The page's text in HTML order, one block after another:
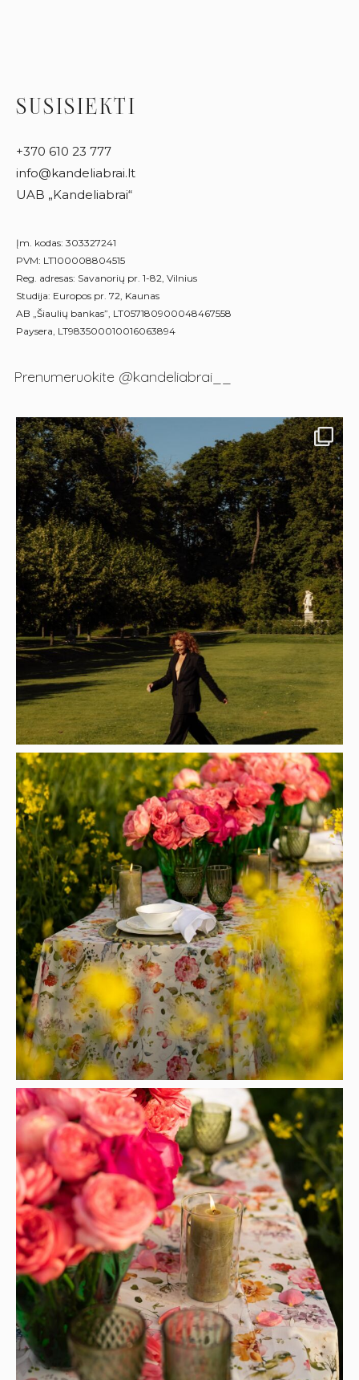
SUSISIEKTI
+370 610 23 777
info@kandeliabrai.lt
UAB „Kandeliabrai“
Įm. kodas: 303327241
PVM: LT100008804515
Reg. adresas: Savanorių pr. 1-82, Vilnius
Studija: Europos pr. 72, Kaunas
AB „Šiaulių bankas”, LT057180900048467558
Paysera, LT983500010016063894
Prenumeruokite @kandeliabrai__